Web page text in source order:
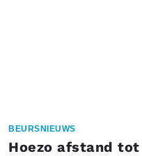
BEURSNIEUWS
Hoezo afstand